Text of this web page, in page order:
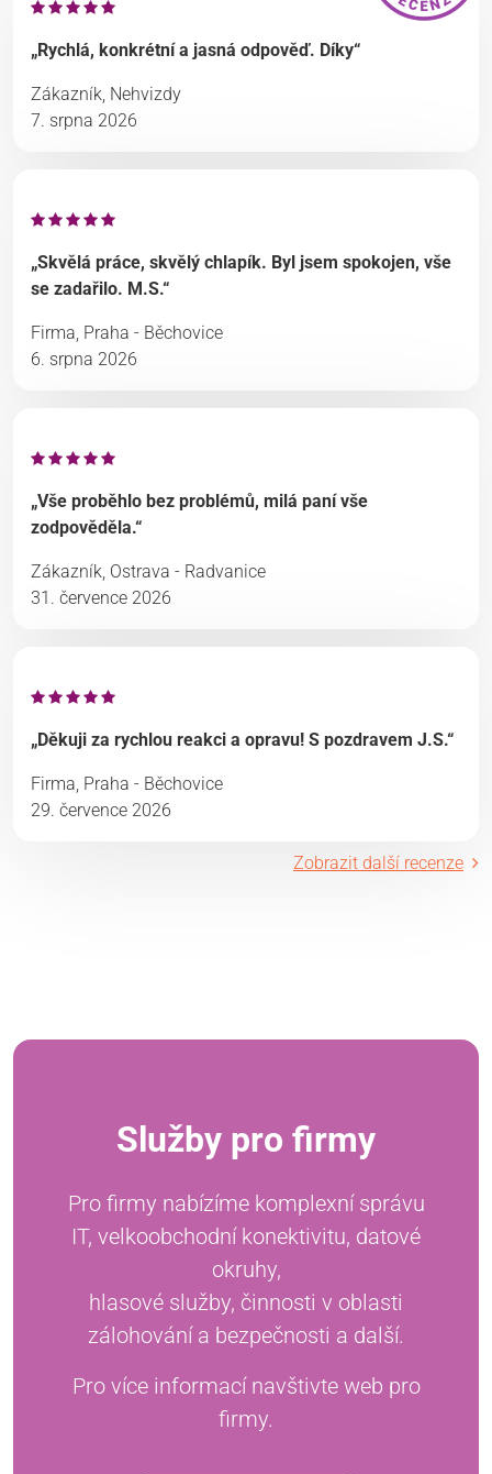
„Rychlá, konkrétní a jasná odpověď. Díky“
Zákazník, Nehvizdy
7. srpna 2026
„Skvělá práce, skvělý chlapík. Byl jsem spokojen, vše
se zadařilo. M.S.“
Firma, Praha - Běchovice
6. srpna 2026
„Vše proběhlo bez problémů, milá paní vše
zodpověděla.“
Zákazník, Ostrava - Radvanice
31. července 2026
„Děkuji za rychlou reakci a opravu! S pozdravem J.S.“
Firma, Praha - Běchovice
29. července 2026
Zobrazit další recenze
Služby pro firmy
Pro firmy nabízíme komplexní správu
IT, velkoobchodní konektivitu, datové
okruhy,
hlasové služby, činnosti v oblasti
zálohování a bezpečnosti a další.
Pro více informací navštivte web pro
firmy.